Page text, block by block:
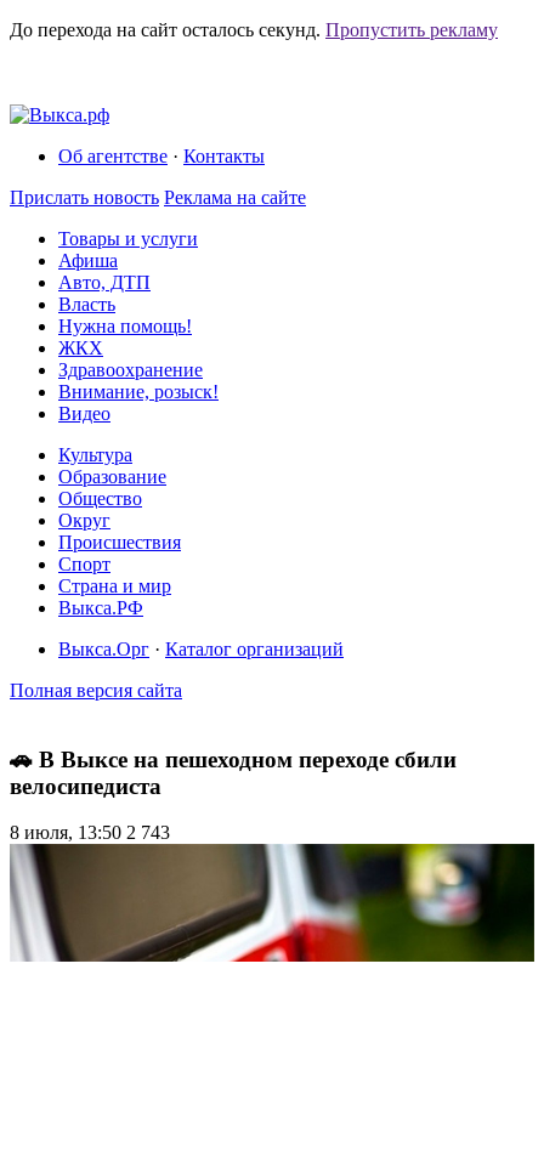
До перехода на сайт осталось секунд. Пропустить рекламу
Об агентстве · Контакты
Прислать новость Реклама на сайте
Товары и услуги
Афиша
Авто, ДТП
Власть
Нужна помощь!
ЖКХ
Здравоохранение
Внимание, розыск!
Видео
Культура
Образование
Общество
Округ
Происшествия
Спорт
Страна и мир
Выкса.РФ
Выкса.Орг · Каталог организаций
Полная версия сайта
🚗 В Выксе на пешеходном переходе сбили
велосипедиста
8 июля, 13:50 2 743